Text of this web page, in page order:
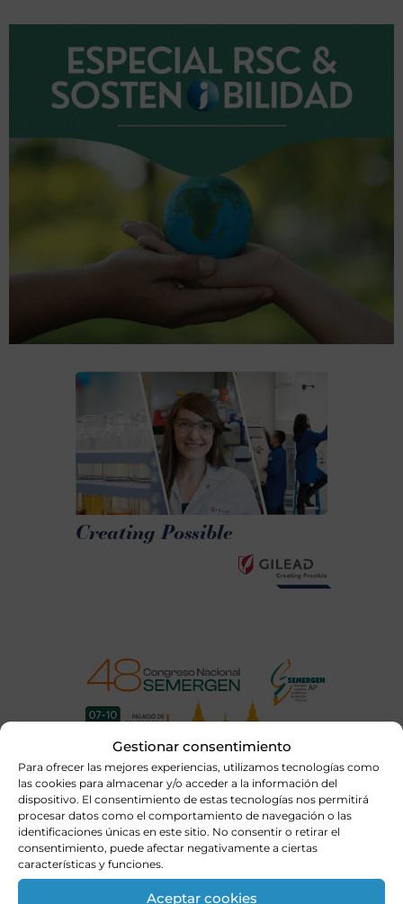
Gestionar consentimiento
Para ofrecer las mejores experiencias, utilizamos tecnologías como
las cookies para almacenar y/o acceder a la información del
dispositivo. El consentimiento de estas tecnologías nos permitirá
procesar datos como el comportamiento de navegación o las
identificaciones únicas en este sitio. No consentir o retirar el
consentimiento, puede afectar negativamente a ciertas
características y funciones.
Aceptar cookies